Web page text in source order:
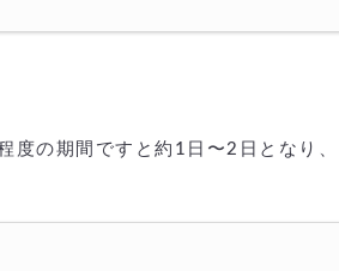
度の期間ですと約1日〜2日となり、